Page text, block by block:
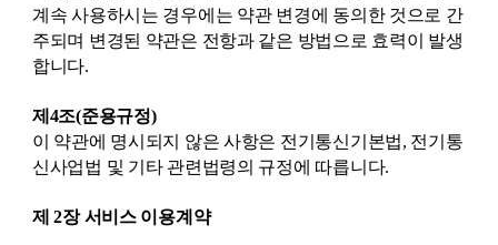
계속 사용하시는 경우에는 약관 변경에 동의한 것으로 간
주되며 변경된 약관은 전항과 같은 방법으로 효력이 발생
합니다.
제4조(준용규정)
이 약관에 명시되지 않은 사항은 전기통신기본법, 전기통
신사업법 및 기타 관련법령의 규정에 따릅니다.
제 2장 서비스 이용계약